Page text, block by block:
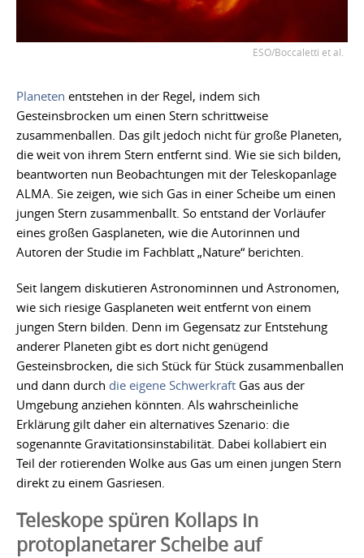
ESO/Boccaletti et al.
Planeten entstehen in der Regel, indem sich
Gesteinsbrocken um einen Stern schrittweise
zusammenballen. Das gilt jedoch nicht für große Planeten,
die weit von ihrem Stern entfernt sind. Wie sie sich bilden,
beantworten nun Beobachtungen mit der Teleskopanlage
ALMA. Sie zeigen, wie sich Gas in einer Scheibe um einen
jungen Stern zusammenballt. So entstand der Vorläufer
eines großen Gasplaneten, wie die Autorinnen und
Autoren der Studie im Fachblatt „Nature“ berichten.
Seit langem diskutieren Astronominnen und Astronomen,
wie sich riesige Gasplaneten weit entfernt von einem
jungen Stern bilden. Denn im Gegensatz zur Entstehung
anderer Planeten gibt es dort nicht genügend
Gesteinsbrocken, die sich Stück für Stück zusammenballen
und dann durch die eigene Schwerkraft Gas aus der
Umgebung anziehen könnten. Als wahrscheinliche
Erklärung gilt daher ein alternatives Szenario: die
sogenannte Gravitationsinstabilität. Dabei kollabiert ein
Teil der rotierenden Wolke aus Gas um einen jungen Stern
direkt zu einem Gasriesen.
Teleskope spüren Kollaps in
protoplanetarer Scheibe auf